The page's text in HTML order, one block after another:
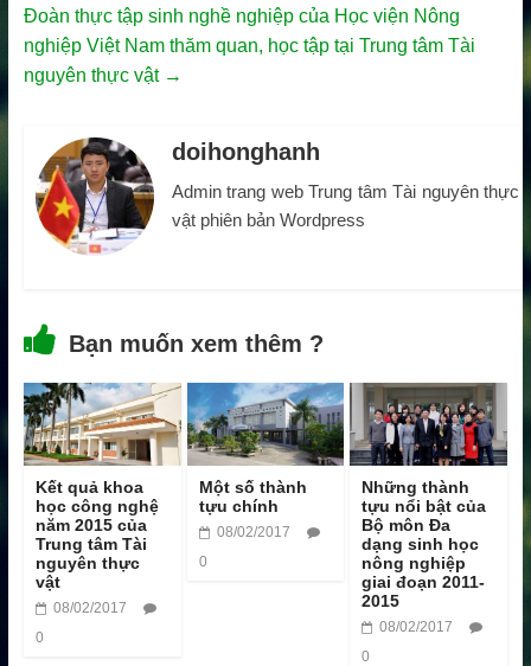
Đoàn thực tập sinh nghề nghiệp của Học viện Nông
nghiệp Việt Nam thăm quan, học tập tại Trung tâm Tài
nguyên thực vật →
doihonghanh
Admin trang web Trung tâm Tài nguyên thực
vật phiên bản Wordpress
Bạn muốn xem thêm ?
Kết quả khoa
học công nghệ
năm 2015 của
Trung tâm Tài
nguyên thực
vật
08/02/2017
0
Một số thành
tựu chính
08/02/2017
0
Những thành
tựu nổi bật của
Bộ môn Đa
dạng sinh học
nông nghiệp
giai đoạn 2011-
2015
08/02/2017
0